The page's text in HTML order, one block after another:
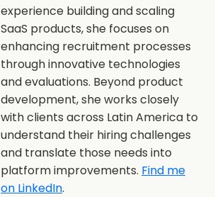
experience building and scaling
SaaS products, she focuses on
enhancing recruitment processes
through innovative technologies
and evaluations. Beyond product
development, she works closely
with clients across Latin America to
understand their hiring challenges
and translate those needs into
platform improvements. Find me
on LinkedIn.